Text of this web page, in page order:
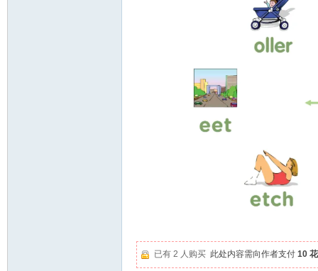
已有 2 人购买 此处内容需向作者支付 10